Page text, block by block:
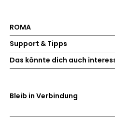
ROMA
Support & Tipps
Das könnte dich auch
Bleib in Verbindung